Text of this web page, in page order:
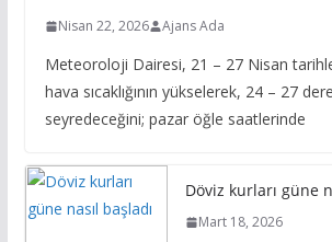
Nisan 22, 2026 Ajans Ada
Meteoroloji Dairesi, 21 – 27 Nisan
hava sıcaklığının yükselerek, 24 – 27
seyredeceğini; pazar öğle saatlerinde
Döviz kurları güne
Mart 18, 2026